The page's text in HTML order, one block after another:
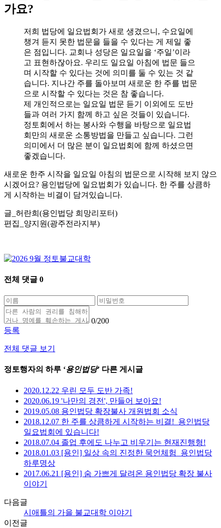
가요?
저희 법당에 일요법회가 새로 생겼으니, 수요일에
챙겨 듣지 못한 법문을 들을 수 있다는 게 제일 좋
은 점입니다. 교회나 성당은 일요일을 ‘주일’이라
고 표현하잖아요. 우리도 일요일 아침에 법문 들으
며 시작할 수 있다는 것에 의미를 둘 수 있는 것 같
습니다. 지나간 주를 돌아보며 새로운 한 주를 법문
으로 시작할 수 있다는 것은 참 좋습니다.
제 개인적으로는 일요일 법문 듣기 이외에도 도반
들과 여러 가지 함께 하고 싶은 것들이 있습니다.
정토회에서 하는 봉사와 수행을 바탕으로 일요법
회만의 새로운 소통방법을 만들고 싶습니다. 그런
의미에서 더 많은 분이 일요법회에 함께 하셨으면
좋겠습니다.
새로운 한주 시작을 일요일 아침의 법문으로 시작해 보지 않으
시겠어요? 용인법당에 일요법회가 있습니다. 한 주를 상큼하
게 시작하는 비결이 담겨있습니다.
글_허란희(용인법당 희망리포터)
편집_양지원(광주전라지부)
전체 댓글 0
0/200
등록
전체 댓글 보기
정토행자의 하루 ‘용인법당’ 다른 게시글
2020.12.22 우린 모두 도반 가족!
2020.06.19 '나만의 경전', 만들어 보아요!
2019.05.08 용인법당 확장불사 개원법회 소식
2018.12.07 한 주를 상큼하게 시작하는 비결!_용인법당
일요법회에 있습니다!
2018.07.04 졸업 후에도 나누고 비우기는 현재진행형!
2018.01.03 [용인] 일상 속의 진정한 묵언체험_용인법당
하루명상
2017.06.21 [용인] 숨 가쁘게 달려온 용인법당 확장 불사
이야기
다음글
시애틀의 가을 불교대학 이야기
이전글